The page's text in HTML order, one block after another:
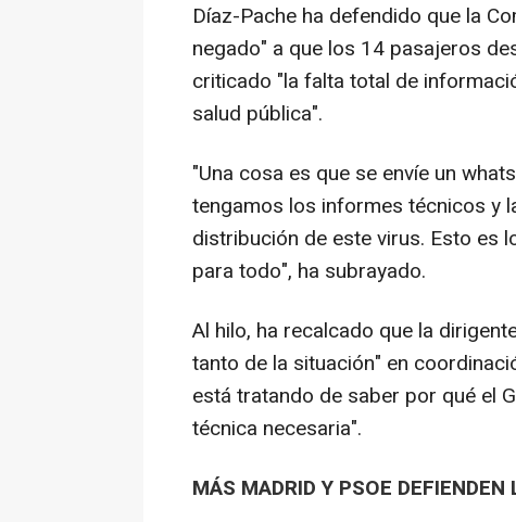
Díaz-Pache ha defendido que la
negado" a que los 14 pasajeros
criticado "la falta total de
salud pública".
"Una cosa es que se envíe un
tengamos los informes técnicos y
distribución de este virus. Esto es
para todo", ha subrayado.
Al hilo, ha recalcado que la
tanto de la situación" en
está tratando de saber por qué el
técnica necesaria".
MÁS MADRID Y PSOE DEFIENDEN